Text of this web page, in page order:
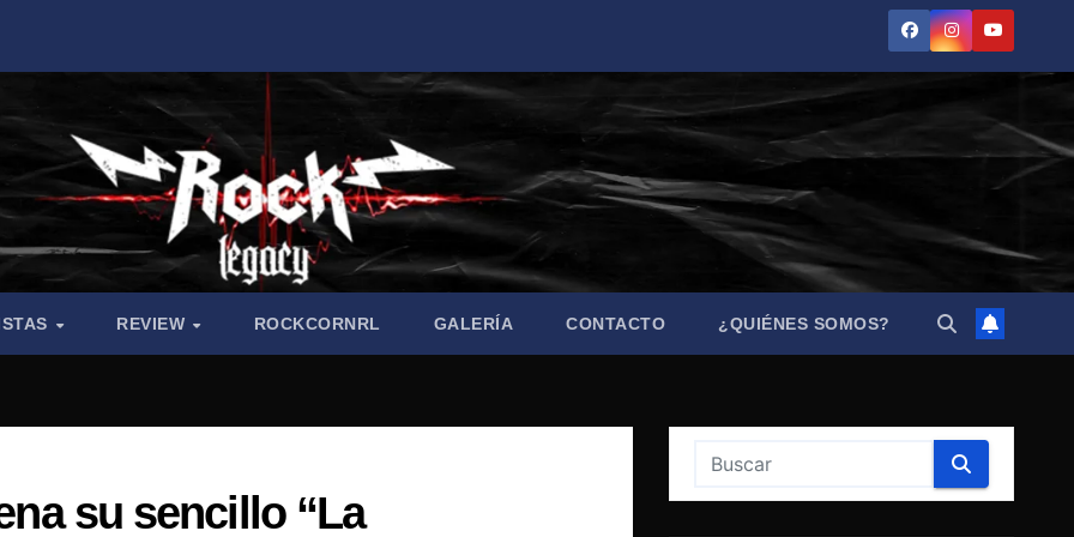
REVIEW ROCKCORNRL GALERÍA CONTACTO ¿QUIÉNES SOMOS?
su sencillo “La